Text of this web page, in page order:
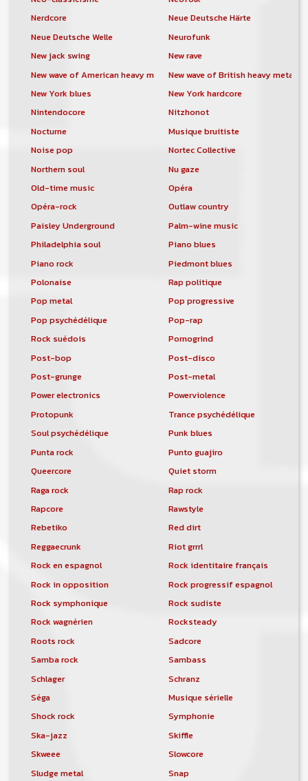
Nerdcore
Neue Deutsche Härte
Neue Deutsche Welle
Neurofunk
New jack swing
New rave
New wave of American heavy metalNew wave of British heavy metal
New York blues
New York hardcore
Nintendocore
Nitzhonot
Nocturne
Musique bruitiste
Noise pop
Nortec Collective
Northern soul
Nu gaze
Old-time music
Opéra
Opéra-rock
Outlaw country
Paisley Underground
Palm-wine music
Philadelphia soul
Piano blues
Piano rock
Piedmont blues
Polonaise
Rap politique
Pop metal
Pop progressive
Pop psychédélique
Pop-rap
Rock suédois
Pornogrind
Post-bop
Post-disco
Post-grunge
Post-metal
Power electronics
Powerviolence
Protopunk
Trance psychédélique
Soul psychédélique
Punk blues
Punta rock
Punto guajiro
Queercore
Quiet storm
Raga rock
Rap rock
Rapcore
Rawstyle
Rebetiko
Red dirt
Reggaecrunk
Riot grrrl
Rock en espagnol
Rock identitaire français
Rock in opposition
Rock progressif espagnol
Rock symphonique
Rock sudiste
Rock wagnérien
Rocksteady
Roots rock
Sadcore
Samba rock
Sambass
Schlager
Schranz
Séga
Musique sérielle
Shock rock
Symphonie
Ska-jazz
Skiffle
Skweee
Slowcore
Sludge metal
Snap